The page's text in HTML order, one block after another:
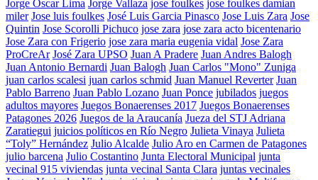
Jorge Oscar Lima Jorge Vallaza jose foulkes jose foulkes damian
miler Jose luis foulkes José Luis Garcia Pinasco Jose Luis Zara Jose
Quintin Jose Scorolli Pichuco jose zara jose zara acto bicentenario
Jose Zara con Frigerio jose zara maria eugenia vidal Jose Zara
ProCreAr José Zara UPSO Juan A Pradere Juan Andres Balogh
Juan Antonio Bernardi Juan Balogh Juan Carlos "Mono" Zuniga
juan carlos scalesi juan carlos schmid Juan Manuel Reverter Juan
Pablo Barreno Juan Pablo Lozano Juan Ponce jubilados juegos
adultos mayores Juegos Bonaerenses 2017 Juegos Bonaerenses
Patagones 2026 Juegos de la Araucanía Jueza del STJ Adriana
Zaratiegui juicios políticos en Río Negro Julieta Vinaya Julieta
“Toly” Hernández Julio Alcalde Julio Aro en Carmen de Patagones
julio barcena Julio Costantino Junta Electoral Municipal junta
vecinal 915 viviendas junta vecinal Santa Clara juntas vecinales